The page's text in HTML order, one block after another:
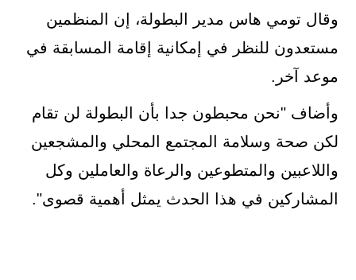
وقال تومي هاس مدير البطولة، إن المنظمين
مستعدون للنظر في إمكانية إقامة المسابقة في
موعد آخر.
وأضاف "نحن محبطون جدا بأن البطولة لن تقام
لكن صحة وسلامة المجتمع المحلي والمشجعين
واللاعبين والمتطوعين والرعاة والعاملين وكل
المشاركين في هذا الحدث يمثل أهمية قصوى".